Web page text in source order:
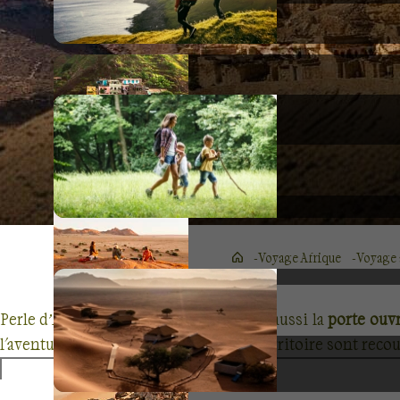
Voyage Afrique
Perle d’Afrique du Nord, la Tunisie est aussi laporte
l'aventure dans un pays, dont 30% du territoire sont
en Tunisie et profitez d'un séjour randonnée dans le